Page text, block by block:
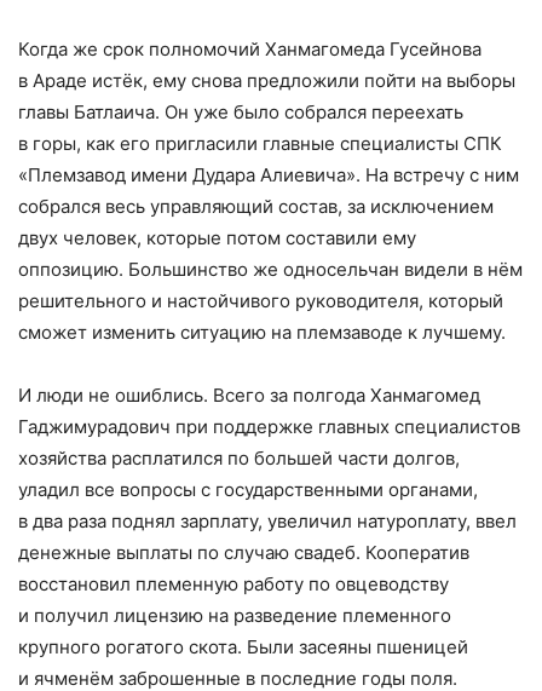
Когда же срок полномочий Ханмагомеда Гусейнова
в Араде истёк, ему снова предложили пойти на выборы
главы Батлаича. Он уже было собрался переехать
в горы, как его пригласили главные специалисты СПК
«Племзавод имени Дудара Алиевича». На встречу с ним
собрался весь управляющий состав, за исключением
двух человек, которые потом составили ему
оппозицию. Большинство же односельчан видели в нём
решительного и настойчивого руководителя, который
сможет изменить ситуацию на племзаводе к лучшему.
И люди не ошиблись. Всего за полгода Ханмагомед
Гаджимурадович при поддержке главных специалистов
хозяйства расплатился по большей части долгов,
уладил все вопросы с государственными органами,
в два раза поднял зарплату, увеличил натуроплату, ввел
денежные выплаты по случаю свадеб. Кооператив
восстановил племенную работу по овцеводству
и получил лицензию на разведение племенного
крупного рогатого скота. Были засеяны пшеницей
и ячменём заброшенные в последние годы поля.